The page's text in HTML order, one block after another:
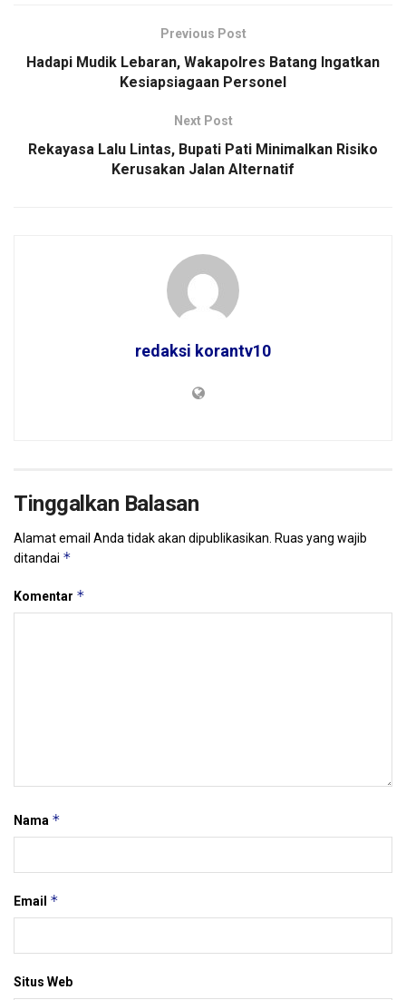
Previous Post
Hadapi Mudik Lebaran, Wakapolres Batang Ingatkan
Kesiapsiagaan Personel
Next Post
Rekayasa Lalu Lintas, Bupati Pati Minimalkan Risiko
Kerusakan Jalan Alternatif
redaksi korantv10
Tinggalkan Balasan
Alamat email Anda tidak akan dipublikasikan. Ruas yang wajib
ditandai *
Komentar *
Nama *
Email *
Situs Web